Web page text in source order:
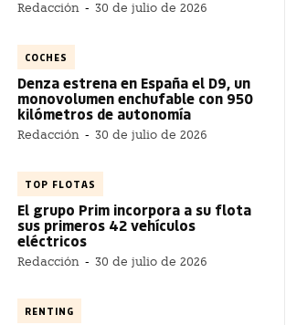
Redacción - 30 de julio de 2026
COCHES
Denza estrena en España el D9, un
monovolumen enchufable con 950
kilómetros de autonomía
Redacción - 30 de julio de 2026
TOP FLOTAS
El grupo Prim incorpora a su flota
sus primeros 42 vehículos
eléctricos
Redacción - 30 de julio de 2026
RENTING